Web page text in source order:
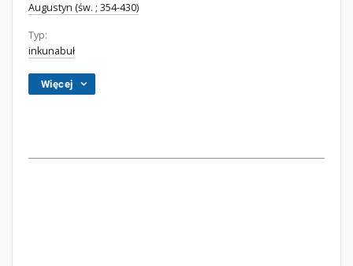
Augustyn (św. ; 354-430)
Typ:
inkunabuł
Więcej